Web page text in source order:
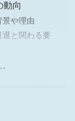
動向
景や理由
退と関わる要